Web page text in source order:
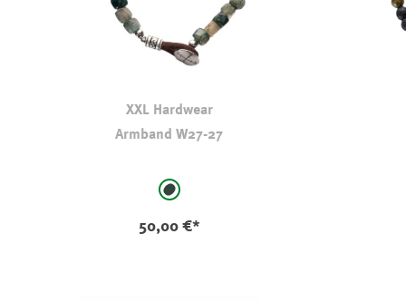
XXL Hardwear
Armband W27-27
auswählentannengrün
50,00 €*